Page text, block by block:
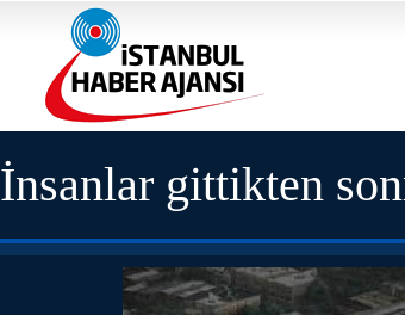
İnsanlar gittikten